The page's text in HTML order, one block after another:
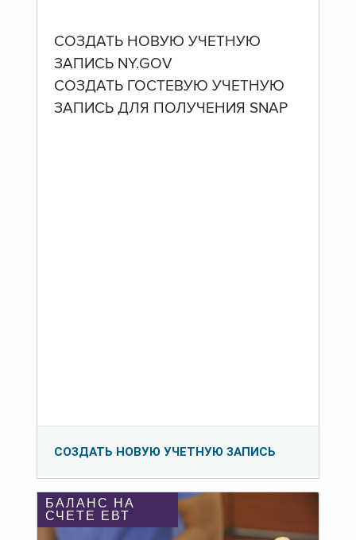
СОЗДАТЬ НОВУЮ УЧЕТНУЮ
ЗАПИСЬ NY.GOV
СОЗДАТЬ ГОСТЕВУЮ УЧЕТНУЮ
ЗАПИСЬ ДЛЯ ПОЛУЧЕНИЯ SNAP
СОЗДАТЬ НОВУЮ УЧЕТНУЮ ЗАПИСЬ
БАЛАНС НА
СЧЕТЕ ЕВТ